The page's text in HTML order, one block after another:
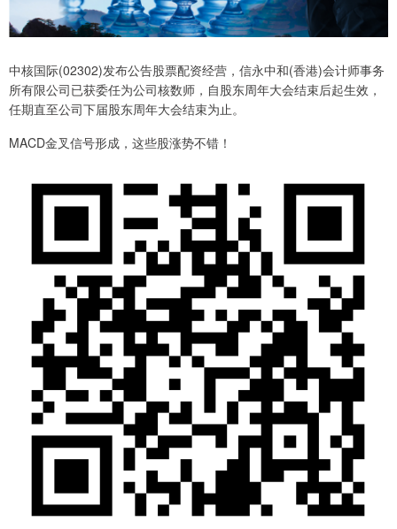
中核国际(02302)发布公告股票配资经营，信永中和(香港)会计师事务
所有限公司已获委任为公司核数师，自股东周年大会结束后起生效，
任期直至公司下届股东周年大会结束为止。
MACD金叉信号形成，这些股涨势不错！